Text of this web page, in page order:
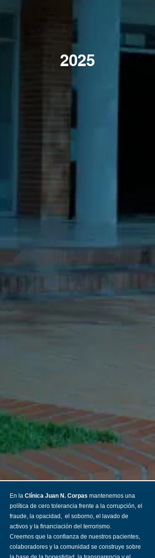
2025
En la Clínica Juan N. Corpas mantenemos una
política de cero tolerancia frente a la corrupción, el
fraude, la opacidad, el soborno, el lavado de
activos y la financiación del terrorismo.
Creemos que la confianza de nuestros pacientes,
colaboradores y la comunidad se construye sobre